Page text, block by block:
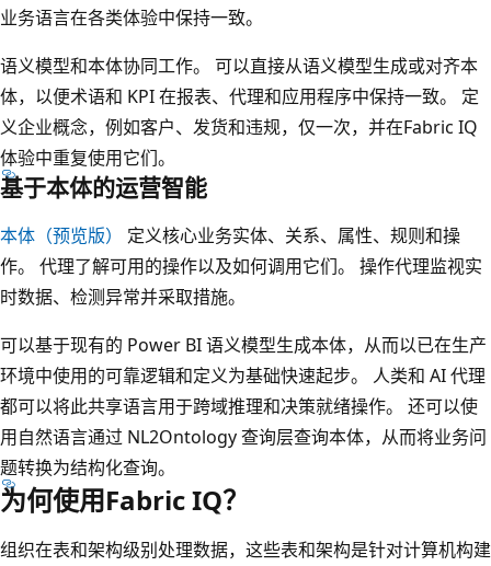
业务语言在各类体验中保持一致。
语义模型和本体协同工作。 可以直接从语义模型生成或对齐本
体，以便术语和 KPI 在报表、代理和应用程序中保持一致。 定
义企业概念，例如客户、发货和违规，仅一次，并在Fabric IQ
体验中重复使用它们。
基于本体的运营智能
本体（预览版）
定义核心业务实体、关系、属性、规则和操
作。 代理了解可用的操作以及如何调用它们。 操作代理监视实
时数据、检测异常并采取措施。
可以基于现有的 Power BI 语义模型生成本体，从而以已在生产
环境中使用的可靠逻辑和定义为基础快速起步。 人类和 AI 代理
都可以将此共享语言用于跨域推理和决策就绪操作。 还可以使
用自然语言通过 NL2Ontology 查询层查询本体，从而将业务问
题转换为结构化查询。
为何使用Fabric IQ？
组织在表和架构级别处理数据，这些表和架构是针对计算机构建